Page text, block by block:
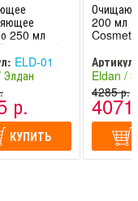
250 мл
/
ELD-01
-
р.
КУПИТЬ
200 мл
Артикул:
Eldan /
Италия)
4285 р.